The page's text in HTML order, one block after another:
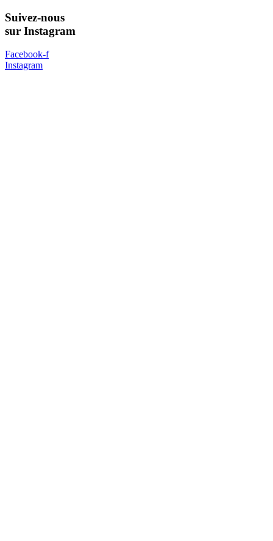
Suivez-nous
sur Instagram
Facebook-f
Instagram